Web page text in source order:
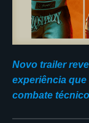
Novo trailer
experiência
combate